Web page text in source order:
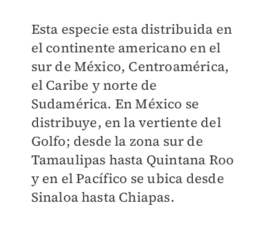
Esta especie esta distribuida en
el continente americano en el
sur de México, Centroamérica,
el Caribe y norte de
Sudamérica. En México se
distribuye, en la vertiente del
Golfo; desde la zona sur de
Tamaulipas hasta Quintana Roo
y en el Pacífico se ubica desde
Sinaloa hasta Chiapas.